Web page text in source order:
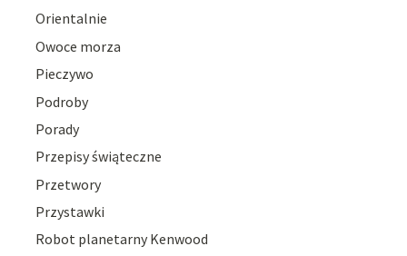
Orientalnie
Owoce morza
Pieczywo
Podroby
Porady
Przepisy świąteczne
Przetwory
Przystawki
Robot planetarny Kenwood